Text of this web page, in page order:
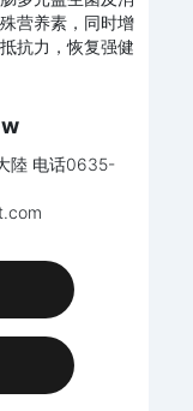
营养素，同时增
抗力，恢复强健
陸 电话0635-